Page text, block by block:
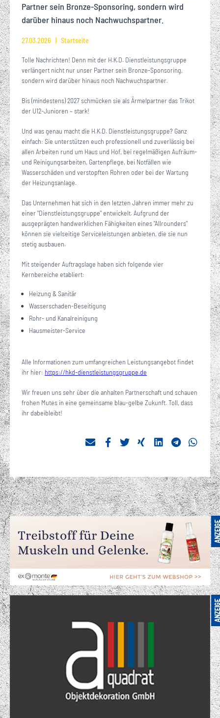
Partner sein Bronze-Sponsoring, sondern wird
darüber hinaus noch Nachwuchspartner.
27.03.2026 Startseite
Tolle Nachrichten! Denn mit der H.K.D. Dienstleistungsgruppe
verlängert nicht nur unser Partner sein Bronze-Sponsoring,
sondern wird darüber hinaus noch Nachwuchspartner.
Bis (mindestens) 2027 schmücken sie als Ärmelpartner das Trikot
der U12-Junioren – stark!
Und was genau macht die H.K.D. Dienstleistungsgruppe? Ganz
einfach: Sie unterstützen euch professionell und zuverlässig bei
allen Arbeiten rund um Haus und Hof, bei regelmäßigen Aufräum-
und Reinigungsarbeiten, Gartenpflege, bei Notfällen wie
Wasserschäden und verstopften Rohren oder bei der Wartung
der Heizungsanlage.
Das Unternehmen hat sich in den letzten Jahren immer mehr zu
einer "Dienstleistungsgruppe" entwickelt. Aufgrund der
ausgeprägten handwerklichen Fähigkeiten eines "Allrounders"
können sie vielseitige Serviceleistungen anbieten, die sie nun
stetig ausbauen.
Mit steigender Auftragslage haben sich folgende vier
Kernbereiche etabliert:
Heizung & Sanitär
Wasserschaden-Beseitigung
Rohr- und Kanalreinigung
Hausmeister-Service
Alle Informationen zum umfangreichen Leistungsangebot findet
ihr hier: https://hkd-dienstleistungsgruppe.de
Wir freuen uns sehr über die anhalten Partnerschaft und schauen
frohen Mutes in eine gemeinsame blau-gelbe Zukunft. Toll, dass
ihr dabeibleibt!